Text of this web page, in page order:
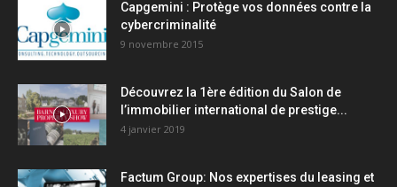
Capgemini : Protège vos données contre la
cybercriminalité
9 novembre 2015
Découvrez la 1ère édition du Salon de
l’immobilier international de prestige...
4 janvier 2019
Factum Group: Nos expertises du leasing et